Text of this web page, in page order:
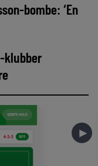
bombe: ‘En
klubber
►